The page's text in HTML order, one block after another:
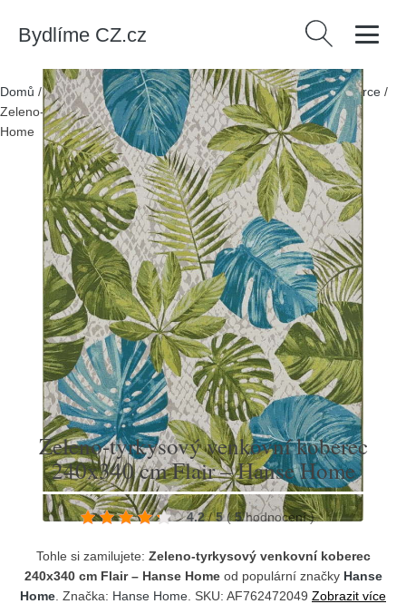
Bydlíme CZ.cz Vyhledávání
Domů /Produkty/> Zahrada > Zahradní textil > Venkovní koberce /
Zeleno-tyrkysový venkovní koberec 240x340 cm Flair – Hanse
Home
Zeleno-tyrkysový venkovní koberec
240x340 cm Flair – Hanse Home
4.2 / 5 ( 5 hodnocení)
Tohle si zamilujete: Zeleno-tyrkysový venkovní koberec
240x340 cm Flair – Hanse Homeod populární značky Hanse
Home . Značka: Hanse Home . SKU: AF762472049 Zobrazit více